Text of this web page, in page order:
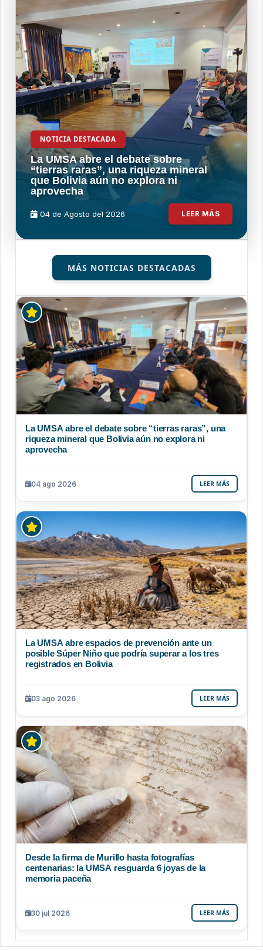
NOTICIA DESTACADA
La UMSA abre el debate sobre
“tierras raras”, una riqueza mineral
que Bolivia aún no explora ni
aprovecha
04 de Agosto del 2026 LEER MÁS
MÁS NOTICIAS DESTACADAS
La UMSA abre el debate sobre “tierras raras”, una
riqueza mineral que Bolivia aún no explora ni
aprovecha
04 ago 2026 LEER MÁS
La UMSA abre espacios de prevención ante un
posible Súper Niño que podría superar a los tres
registrados en Bolivia
03 ago 2026 LEER MÁS
Desde la firma de Murillo hasta fotografías
centenarias: la UMSA resguarda 6 joyas de la
memoria paceña
30 jul 2026 LEER MÁS